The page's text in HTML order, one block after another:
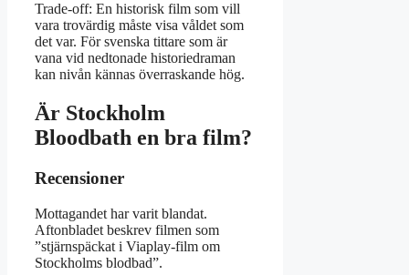
Trade-off: En historisk film som vill
vara trovärdig måste visa våldet som
det var. För svenska tittare som är
vana vid nedtonade historiedraman
kan nivån kännas överraskande hög.
Är Stockholm
Bloodbath en bra film?
Recensioner
Mottagandet har varit blandat.
Aftonbladet beskrev filmen som
”stjärnspäckat i Viaplay-film om
Stockholms blodbad”.